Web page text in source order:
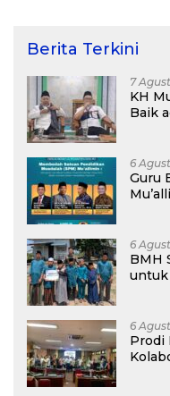
Berita Terkini
7
KH
Baik
6
Guru
6
BMH
untuk
6
Prodi